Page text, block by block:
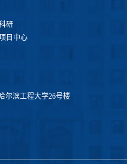
研
目中心
尔滨工程大学26号楼